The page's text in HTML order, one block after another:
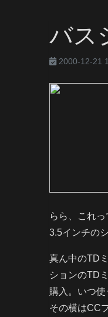
バス
2000-12-21
らら、これっ
3.5インチの
真ん中のTD
ションのTD
購入。いつ使
その横はCC